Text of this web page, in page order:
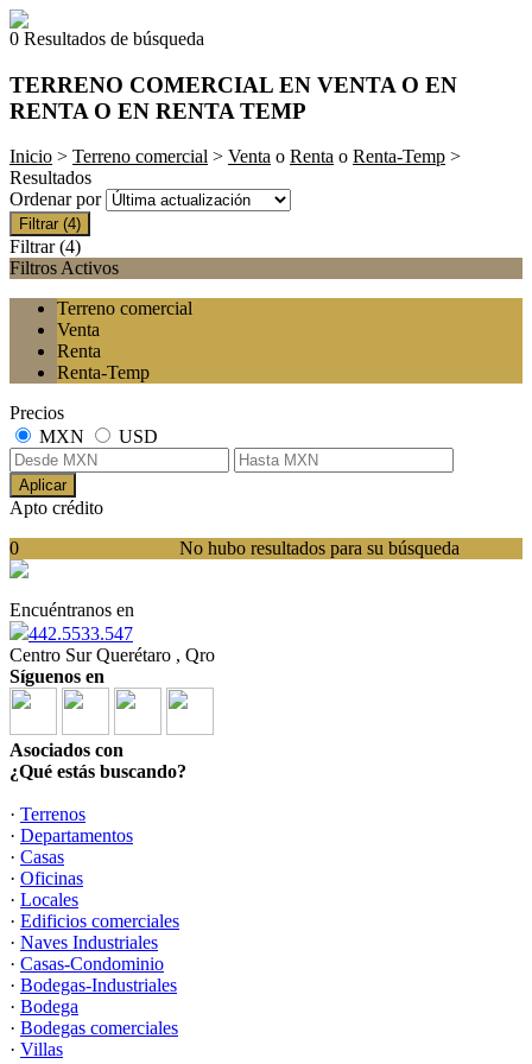
0 Resultados de búsqueda
TERRENO COMERCIAL EN VENTA O EN
RENTA O EN RENTA TEMP
Inicio > Terreno comercial > Venta o Renta o Renta-Temp >
Resultados
Ordenar por
Filtrar (4)
Filtrar (4)
Filtros Activos
Terreno comercial
Venta
Renta
Renta-Temp
Precios
MXN
USD
Aplicar
Apto crédito
No hubo resultados para su búsqueda
0
Encuéntranos en
442.5533.547
Centro Sur Querétaro , Qro
Síguenos en
Asociados con
¿Qué estás buscando?
· Terrenos
· Departamentos
· Casas
· Oficinas
· Locales
· Edificios comerciales
· Naves Industriales
· Casas-Condominio
· Bodegas-Industriales
· Bodega
· Bodegas comerciales
· Villas